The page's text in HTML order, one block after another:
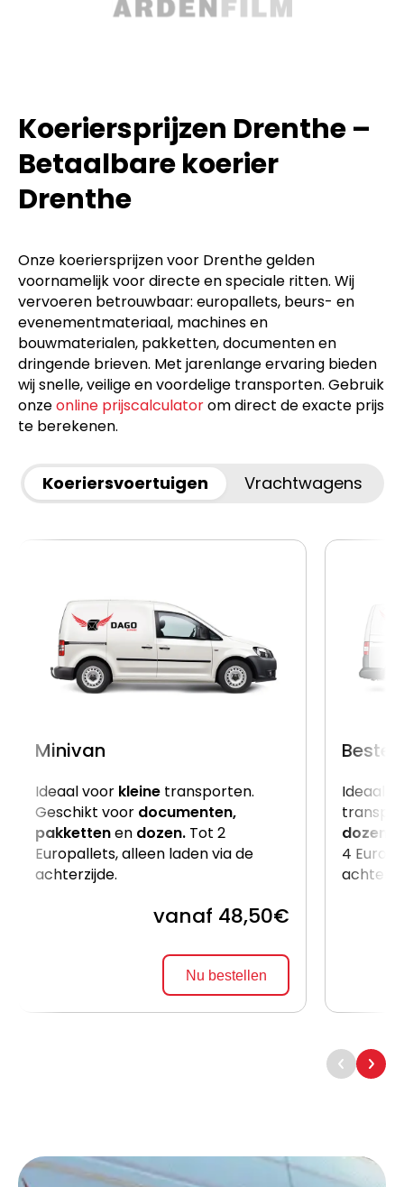
Koeriersprijzen Drenthe –
Betaalbare koerier
Drenthe
Onze koeriersprijzen voor Drenthe gelden
voornamelijk voor directe en speciale ritten. Wij
vervoeren betrouwbaar: europallets, beurs- en
evenementmateriaal, machines en
bouwmaterialen, pakketten, documenten en
dringende brieven. Met jarenlange ervaring bieden
wij snelle, veilige en voordelige transporten. Gebruik
onzeonline prijscalculatorom direct de exacte prijs
te berekenen.
Koeriersvoertuigen Vrachtwagens
Minivan
Ideaal voor kleine transporten.
Geschikt voor documenten,
pakkettenen dozen. Tot 2
Europallets, alleen laden via de
achterzijde.
vanaf 48,50€
Nu bestellen
Ideaal
dozen
4